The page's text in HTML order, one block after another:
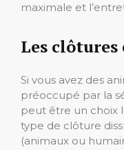
maximale et
Les
Si vous avez des
préoccupé par la
peut être un choix
type de clôture
(animaux ou